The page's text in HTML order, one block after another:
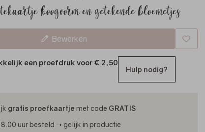
boogvorm en getekende bloemetjes
Bewerken
een proefdruk voor € 2,50
Hulp nodig?
gratis proefkaartje met code GRATIS
18.00 uur besteld ➝ gelijk in productie